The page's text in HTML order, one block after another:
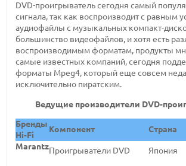
DVD-проигрыватель сегодня самый
сигнала, так как воспроизводит с равным
аудиофайлы с музыкальных компакт-
большинство видеофайлов, и хотя есть
воспроизводимым форматам, продукты
самые известных компаний, сегодня
форматы Mpeg4, который еще совсем
исключительно пиратским.
Ведущие производители DVD-
Бренды
Hi-Fi
Компонент Cтрана
MarantzПроигрыватели DVD Япония